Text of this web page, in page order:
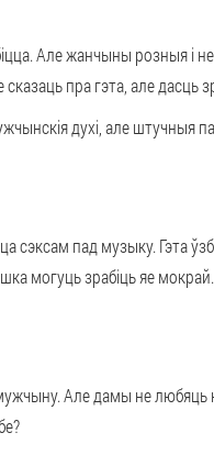
Але жанчыны розныя і
пра гэта, але дасць
духі, але штучныя
сэксам пад музыку. Гэта
могуць зрабіць яе
Але дамы не любяць